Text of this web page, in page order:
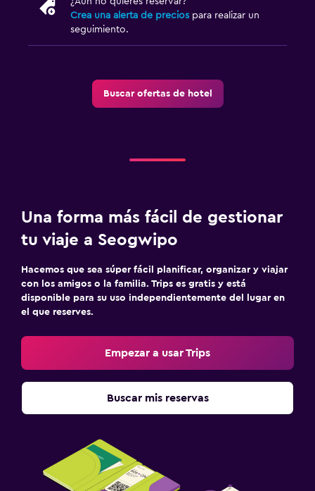
Crea una alerta de precios para realizar un
seguimiento.
Buscar ofertas de hotel
Una forma más fácil de gestionar
tu viaje a Seogwipo
Hacemos que sea súper fácil planificar, organizar y viajar
con los amigos o la familia. Trips es gratis y está
disponible para su uso independientemente del lugar en
el que reserves.
Empezar a usar Trips
Buscar mis reservas